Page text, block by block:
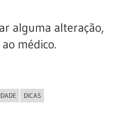
alguma alteração,
médico.
DICAS